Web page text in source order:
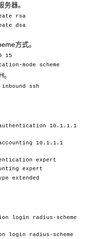
器。
rsa
dsa
方式。
15
mode scheme
ssh
10.1.1.1
10.1.1.1
expert
expert
extended
login radius-scheme
login radius-scheme